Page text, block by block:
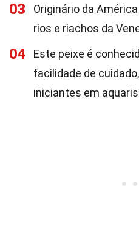
03
Originário da
rios e riachos da
04
Este peixe é
facilidade de
iniciantes em